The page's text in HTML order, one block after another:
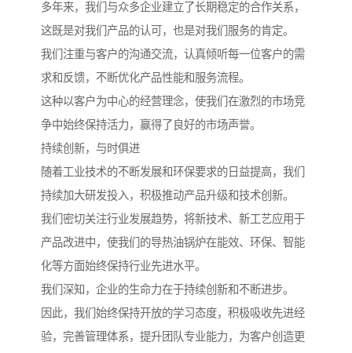
多年来，我们与众多企业建立了长期稳定的合作关系，
这既是对我们产品的认可，也是对我们服务的肯定。
我们注重与客户的沟通交流，认真倾听每一位客户的需
求和反馈，不断优化产品性能和服务流程。
这种以客户为中心的经营理念，使我们在激烈的市场竞
争中始终保持活力，赢得了良好的市场声誉。
持续创新，与时俱进
随着工业技术的不断发展和环保要求的日益提高，我们
持续加大研发投入，积极推动产品升级和技术创新。
我们密切关注行业发展趋势，将新技术、新工艺应用于
产品改进中，使我们的导热油锅炉在能效、环保、智能
化等方面始终保持行业先进水平。
我们深知，企业的生命力在于持续创新和不断进步。
因此，我们始终保持开放的学习态度，积极吸收先进经
验，完善管理体系，提升团队专业能力，为客户创造更